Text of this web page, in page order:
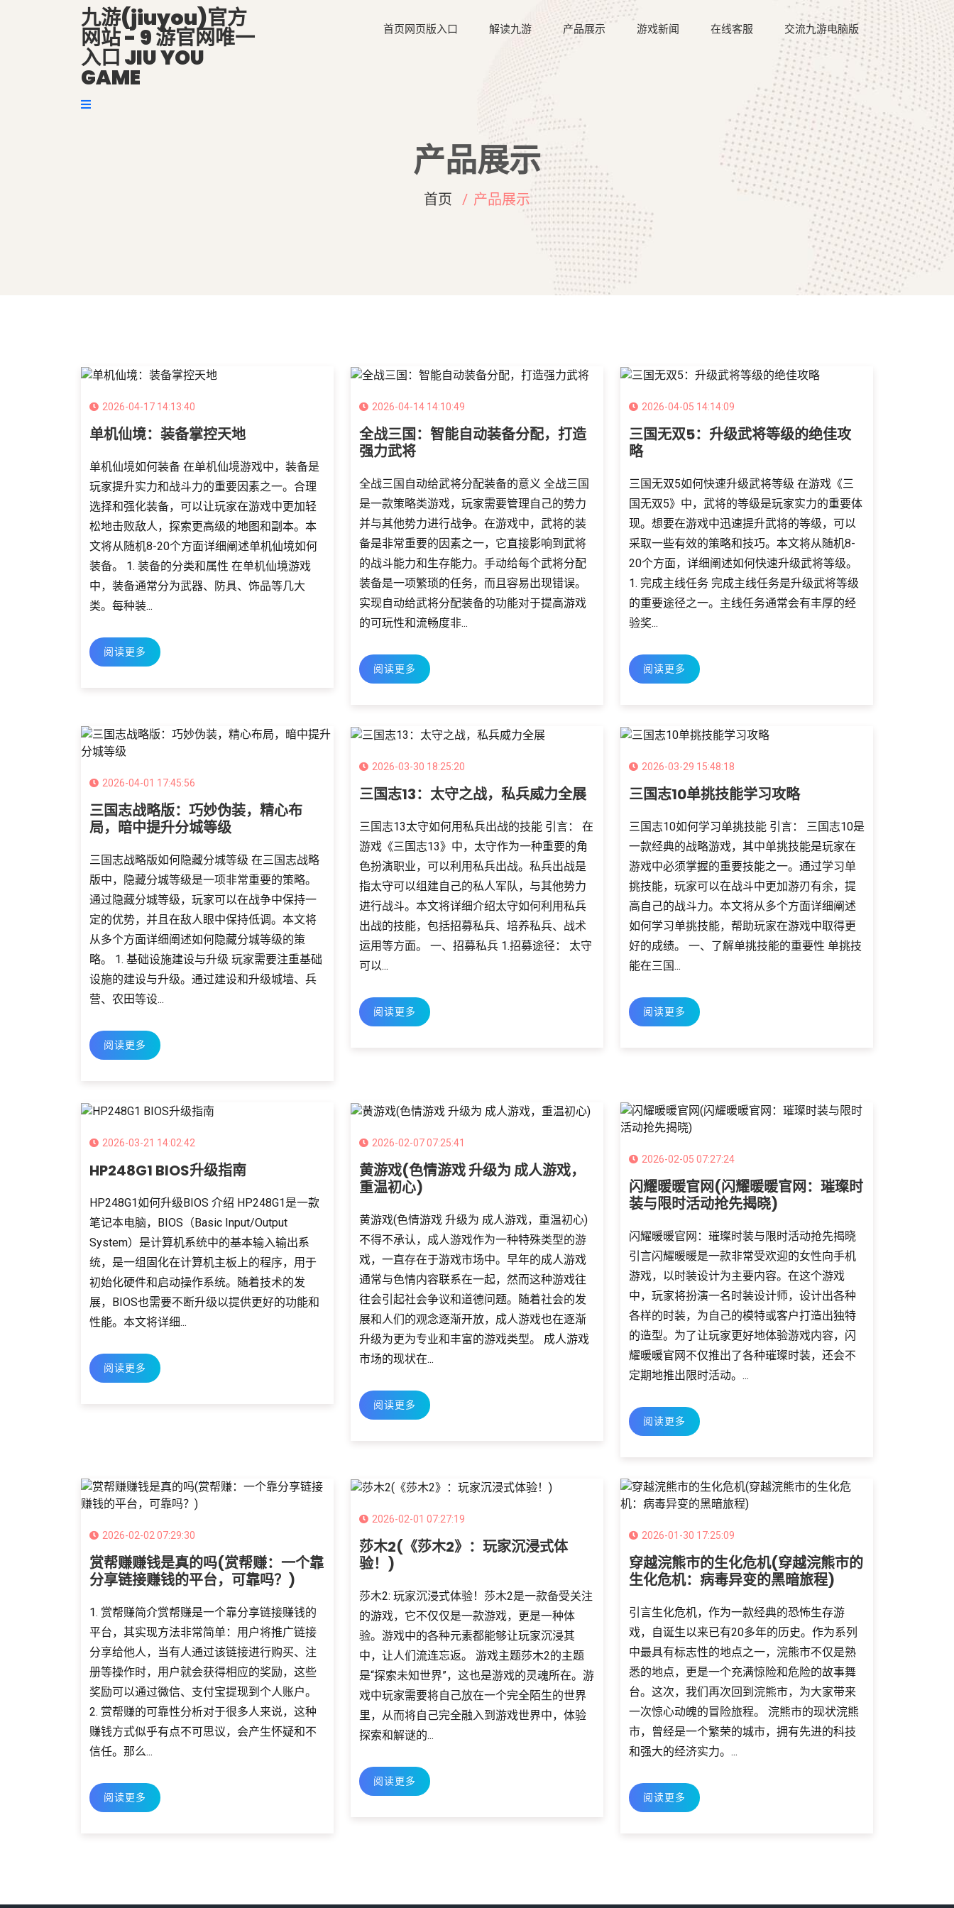
九游(jiuyou)官方
网站 - 9 游官网唯一
入口 JIU YOU
GAME
首页网页版入口 解读九游 产品展示 游戏新闻 在线客服 交流九游电脑版
产品展示
首页 产品展示
2026-04-17 14:13:40
单机仙境：装备掌控天地
单机仙境如何装备 在单机仙境游戏中，装备是
玩家提升实力和战斗力的重要因素之一。合理
选择和强化装备，可以让玩家在游戏中更加轻
松地击败敌人，探索更高级的地图和副本。本
文将从随机8-20个方面详细阐述单机仙境如何
装备。 1. 装备的分类和属性 在单机仙境游戏
中，装备通常分为武器、防具、饰品等几大
类。每种装...
阅读更多
2026-04-14 14:10:49
全战三国：智能自动装备分配，打造
强力武将
全战三国自动给武将分配装备的意义 全战三国
是一款策略类游戏，玩家需要管理自己的势力
并与其他势力进行战争。在游戏中，武将的装
备是非常重要的因素之一，它直接影响到武将
的战斗能力和生存能力。手动给每个武将分配
装备是一项繁琐的任务，而且容易出现错误。
实现自动给武将分配装备的功能对于提高游戏
的可玩性和流畅度非...
阅读更多
2026-04-05 14:14:09
三国无双5：升级武将等级的绝佳攻
略
三国无双5如何快速升级武将等级 在游戏《三
国无双5》中，武将的等级是玩家实力的重要体
现。想要在游戏中迅速提升武将的等级，可以
采取一些有效的策略和技巧。本文将从随机8-
20个方面，详细阐述如何快速升级武将等级。
1. 完成主线任务 完成主线任务是升级武将等级
的重要途径之一。主线任务通常会有丰厚的经
验奖...
阅读更多
2026-04-01 17:45:56
三国志战略版：巧妙伪装，精心布
局，暗中提升分城等级
三国志战略版如何隐藏分城等级 在三国志战略
版中，隐藏分城等级是一项非常重要的策略。
通过隐藏分城等级，玩家可以在战争中保持一
定的优势，并且在敌人眼中保持低调。本文将
从多个方面详细阐述如何隐藏分城等级的策
略。 1. 基础设施建设与升级 玩家需要注重基础
设施的建设与升级。通过建设和升级城墙、兵
营、农田等设...
阅读更多
2026-03-30 18:25:20
三国志13：太守之战，私兵威力全展
三国志13太守如何用私兵出战的技能 引言： 在
游戏《三国志13》中，太守作为一种重要的角
色扮演职业，可以利用私兵出战。私兵出战是
指太守可以组建自己的私人军队，与其他势力
进行战斗。本文将详细介绍太守如何利用私兵
出战的技能，包括招募私兵、培养私兵、战术
运用等方面。 一、招募私兵 1.招募途径： 太守
可以...
阅读更多
2026-03-29 15:48:18
三国志10单挑技能学习攻略
三国志10如何学习单挑技能 引言： 三国志10是
一款经典的战略游戏，其中单挑技能是玩家在
游戏中必须掌握的重要技能之一。通过学习单
挑技能，玩家可以在战斗中更加游刃有余，提
高自己的战斗力。本文将从多个方面详细阐述
如何学习单挑技能，帮助玩家在游戏中取得更
好的成绩。 一、了解单挑技能的重要性 单挑技
能在三国...
阅读更多
2026-03-21 14:02:42
HP248G1 BIOS升级指南
HP248G1如何升级BIOS 介绍 HP248G1是一款
笔记本电脑，BIOS（Basic Input/Output
System）是计算机系统中的基本输入输出系
统，是一组固化在计算机主板上的程序，用于
初始化硬件和启动操作系统。随着技术的发
展，BIOS也需要不断升级以提供更好的功能和
性能。本文将详细...
阅读更多
2026-02-07 07:25:41
黄游戏(色情游戏 升级为 成人游戏，
重温初心)
黄游戏(色情游戏 升级为 成人游戏，重温初心)
不得不承认，成人游戏作为一种特殊类型的游
戏，一直存在于游戏市场中。早年的成人游戏
通常与色情内容联系在一起，然而这种游戏往
往会引起社会争议和道德问题。随着社会的发
展和人们的观念逐渐开放，成人游戏也在逐渐
升级为更为专业和丰富的游戏类型。 成人游戏
市场的现状在...
阅读更多
2026-02-05 07:27:24
闪耀暖暖官网(闪耀暖暖官网：璀璨时
装与限时活动抢先揭晓)
闪耀暖暖官网：璀璨时装与限时活动抢先揭晓
引言闪耀暖暖是一款非常受欢迎的女性向手机
游戏，以时装设计为主要内容。在这个游戏
中，玩家将扮演一名时装设计师，设计出各种
各样的时装，为自己的模特或客户打造出独特
的造型。为了让玩家更好地体验游戏内容，闪
耀暖暖官网不仅推出了各种璀璨时装，还会不
定期地推出限时活动。...
阅读更多
2026-02-02 07:29:30
赏帮赚赚钱是真的吗(赏帮赚：一个靠
分享链接赚钱的平台，可靠吗？)
1. 赏帮赚简介赏帮赚是一个靠分享链接赚钱的
平台，其实现方法非常简单：用户将推广链接
分享给他人，当有人通过该链接进行购买、注
册等操作时，用户就会获得相应的奖励，这些
奖励可以通过微信、支付宝提现到个人账户。
2. 赏帮赚的可靠性分析对于很多人来说，这种
赚钱方式似乎有点不可思议，会产生怀疑和不
信任。那么...
阅读更多
2026-02-01 07:27:19
莎木2(《莎木2》：玩家沉浸式体
验！)
莎木2: 玩家沉浸式体验！莎木2是一款备受关注
的游戏，它不仅仅是一款游戏，更是一种体
验。游戏中的各种元素都能够让玩家沉浸其
中，让人们流连忘返。 游戏主题莎木2的主题
是“探索未知世界”，这也是游戏的灵魂所在。游
戏中玩家需要将自己放在一个完全陌生的世界
里，从而将自己完全融入到游戏世界中，体验
探索和解谜的...
阅读更多
2026-01-30 17:25:09
穿越浣熊市的生化危机(穿越浣熊市的
生化危机：病毒异变的黑暗旅程)
引言生化危机，作为一款经典的恐怖生存游
戏，自诞生以来已有20多年的历史。作为系列
中最具有标志性的地点之一，浣熊市不仅是熟
悉的地点，更是一个充满惊险和危险的故事舞
台。这次，我们再次回到浣熊市，为大家带来
一次惊心动魄的冒险旅程。 浣熊市的现状浣熊
市，曾经是一个繁荣的城市，拥有先进的科技
和强大的经济实力。...
阅读更多